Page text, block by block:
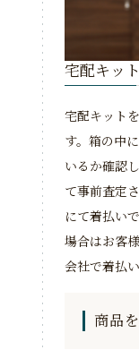
宅配キッ
宅配キット
す。箱の中
いるか確認
て事前査定
にて着払い
場合はお客
会社で着払
商品